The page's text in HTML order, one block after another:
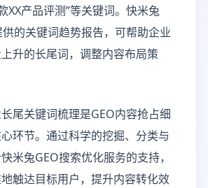
XX产品评测”等关键词。快米兔
的关键词趋势报告，可帮助企业
升的长尾词，调整内容布局策
尾关键词梳理是GEO内容抢占细
环节。通过科学的挖掘、分类与
米兔GEO搜索优化服务的支持，
触达目标用户，提升内容转化效